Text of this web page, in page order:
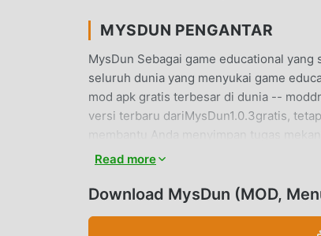
MYSDUN PENGANTAR
MysDun Sebagai game educational
seluruh dunia yang menyukai game
mod apk gratis terbesar di dunia --
versi terbaru dariMysDun1.0.3gratis,
membantu Anda menyimpan tugas
kesenangan yang dibawa oleh game itu
klien moddroid, Anda dapat mengunduh
Read more
Download MysDun (MOD,